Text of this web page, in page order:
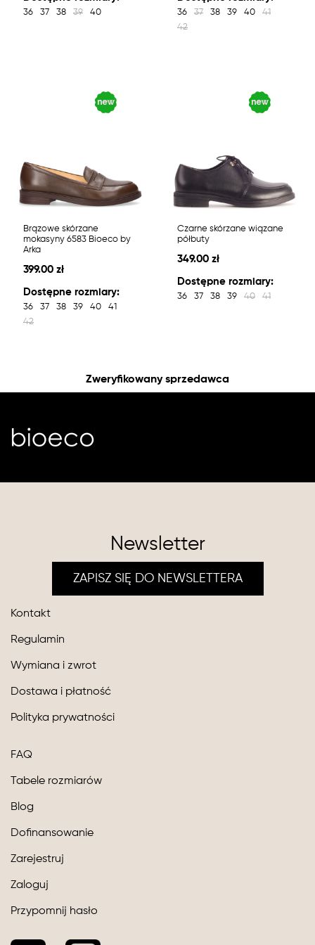
36 37 38 39 40 36 37 38 39 40
41
42
Brązowe skórzane
mokasyny 6583 Bioeco by
Arka
399.00 zł
Dostępne rozmiary:
36 37 38 39 40
41
42
Czarne skórzane wiązane
półbuty
349.00 zł
Dostępne rozmiary:
36 37 38 39 40 41
Zweryfikowany sprzedawca
Newsletter
ZAPISZ SIĘ DO NEWSLETTERA
Kontakt
Regulamin
Wymiana i zwrot
Dostawa i płatność
Polityka prywatności
FAQ
Tabele rozmiarów
Blog
Dofinansowanie
Zarejestruj
Zaloguj
Przypomnij hasło